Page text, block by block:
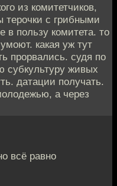
из комитетчиков,
терочки с грибными
пользу комитета. то
какая уж тут
прорвались. судя по
субкультуру живых
датации получать.
а через
всё равно